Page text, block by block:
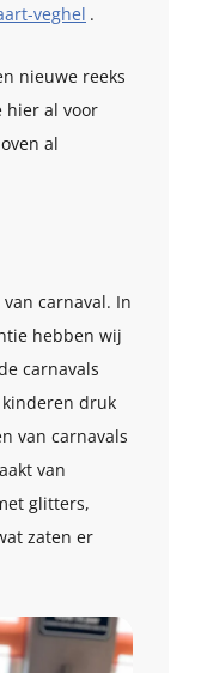
veghel .
nieuwe reeks
hier al voor
al
carnaval. In
hebben wij
carnavals
druk
van carnavals
van
glitters,
zaten er